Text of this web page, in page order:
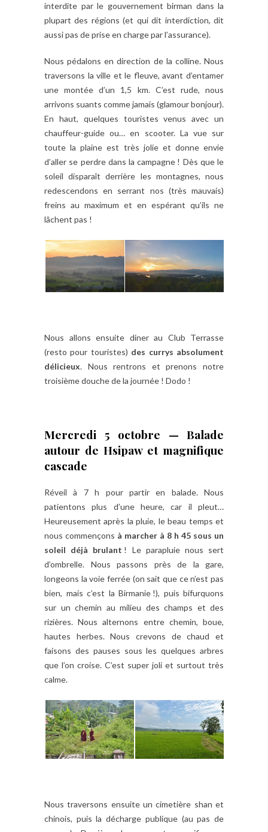
interdite par le gouvernement birman dans la
plupart des régions (et qui dit interdiction, dit
aussi pas de prise en charge par l’assurance).
Nous pédalons en direction de la colline. Nous
traversons la ville et le fleuve, avant d’entamer
une montée d’un 1,5 km. C’est rude, nous
arrivons suants comme jamais (glamour bonjour).
En haut, quelques touristes venus avec un
chauffeur-guide ou… en scooter. La vue sur
toute la plaine est très jolie et donne envie
d’aller se perdre dans la campagne ! Dès que le
soleil disparaît derrière les montagnes, nous
redescendons en serrant nos (très mauvais)
freins au maximum et en espérant qu’ils ne
lâchent pas !
Nous allons ensuite diner au Club Terrasse
(resto pour touristes) des currys absolument
délicieux. Nous rentrons et prenons notre
troisième douche de la journée ! Dodo !
Mercredi 5 octobre — Balade
autour de Hsipaw et magnifique
cascade
Réveil à 7 h pour partir en balade. Nous
patientons plus d’une heure, car il pleut…
Heureusement après la pluie, le beau temps et
nous commençons à marcher à 8 h 45 sous un
soleil déjà brulant ! Le parapluie nous sert
d’ombrelle. Nous passons près de la gare,
longeons la voie ferrée (on sait que ce n’est pas
bien, mais c’est la Birmanie !), puis bifurquons
sur un chemin au milieu des champs et des
rizières. Nous alternons entre chemin, boue,
hautes herbes. Nous crevons de chaud et
faisons des pauses sous les quelques arbres
que l’on croise. C’est super joli et surtout très
calme.
Nous traversons ensuite un cimetière shan et
chinois, puis la décharge publique (au pas de